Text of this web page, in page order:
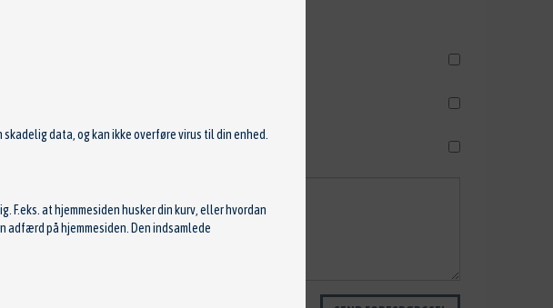
data, og kan ikke overføre virus til din enhed.
F.eks. at hjemmesiden husker din kurv, eller hvordan
adfærd på hjemmesiden. Den indsamlede